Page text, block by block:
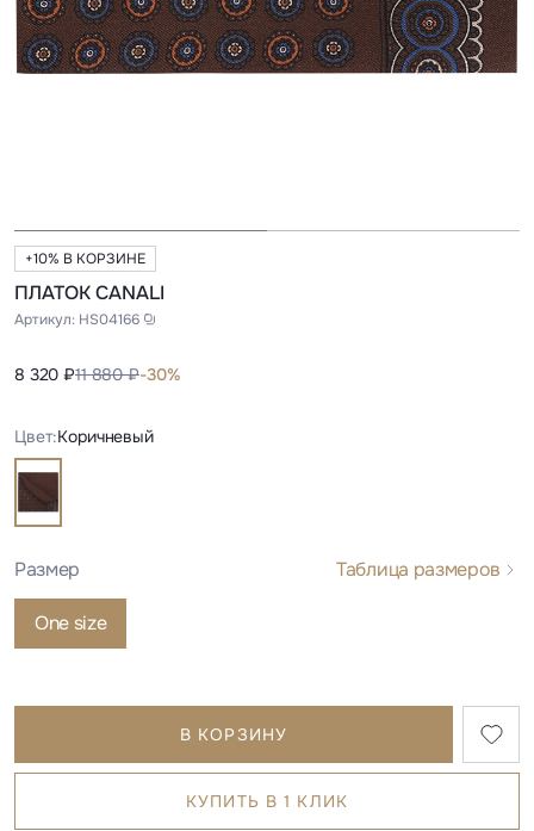
+10% В КОРЗИНЕ
ПЛАТОК CANALI
Артикул: HS04166
8 320 ₽11 880 ₽-30%
Цвет:Коричневый
Размер Таблица размеров
One size
В КОРЗИНУ
КУПИТЬ В 1 КЛИК